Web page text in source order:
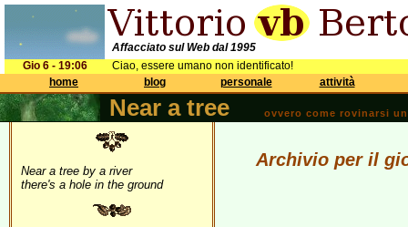
Affacciato sul Web dal 1995
Gio 6 - 19:06
Ciao, essere umano non identificato!
home
blog personale attività
Near a tree ovvero come rovinarsi
Near a tree by a river
there's a hole in the ground
Archivio per il